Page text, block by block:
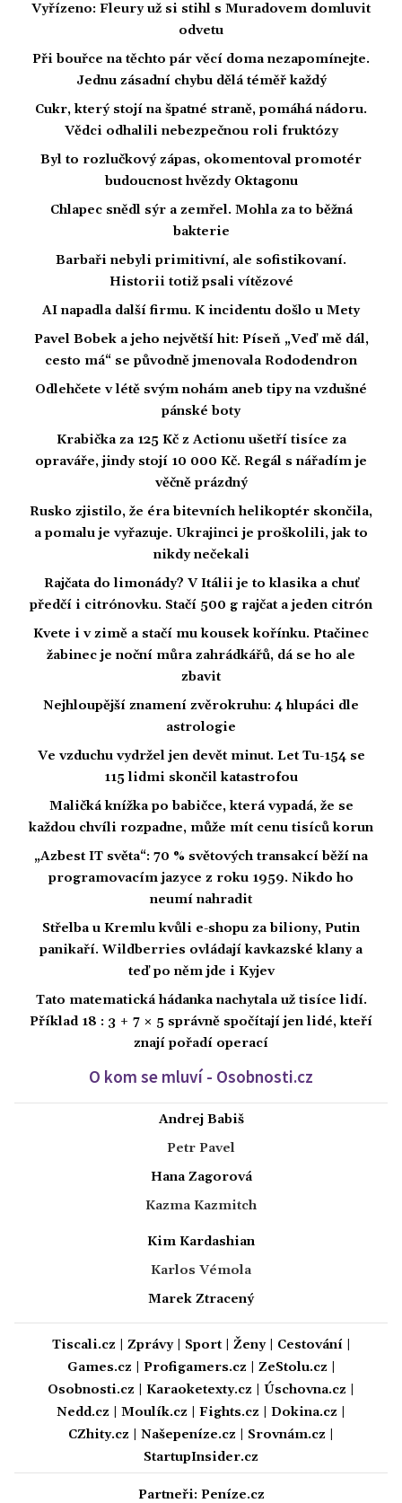
Vyřízeno: Fleury už si stihl s Muradovem domluvit
odvetu
Při bouřce na těchto pár věcí doma nezapomínejte.
Jednu zásadní chybu dělá téměř každý
Cukr, který stojí na špatné straně, pomáhá nádoru.
Vědci odhalili nebezpečnou roli fruktózy
Byl to rozlučkový zápas, okomentoval promotér
budoucnost hvězdy Oktagonu
Chlapec snědl sýr a zemřel. Mohla za to běžná
bakterie
Barbaři nebyli primitivní, ale sofistikovaní.
Historii totiž psali vítězové
AI napadla další firmu. K incidentu došlo u Mety
Pavel Bobek a jeho největší hit: Píseň „Veď mě dál,
cesto má“ se původně jmenovala Rododendron
Odlehčete v létě svým nohám aneb tipy na vzdušné
pánské boty
Krabička za 125 Kč z Actionu ušetří tisíce za
opraváře, jindy stojí 10 000 Kč. Regál s nářadím je
věčně prázdný
Rusko zjistilo, že éra bitevních helikoptér skončila,
a pomalu je vyřazuje. Ukrajinci je proškolili, jak to
nikdy nečekali
Rajčata do limonády? V Itálii je to klasika a chuť
předčí i citrónovku. Stačí 500 g rajčat a jeden citrón
Kvete i v zimě a stačí mu kousek kořínku. Ptačinec
žabinec je noční můra zahrádkářů, dá se ho ale
zbavit
Nejhloupější znamení zvěrokruhu: 4 hlupáci dle
astrologie
Ve vzduchu vydržel jen devět minut. Let Tu-154 se
115 lidmi skončil katastrofou
Maličká knížka po babičce, která vypadá, že se
každou chvíli rozpadne, může mít cenu tisíců korun
„Azbest IT světa“: 70 % světových transakcí běží na
programovacím jazyce z roku 1959. Nikdo ho
neumí nahradit
Střelba u Kremlu kvůli e-shopu za biliony, Putin
panikaří. Wildberries ovládají kavkazské klany a
teď po něm jde i Kyjev
Tato matematická hádanka nachytala už tisíce lidí.
Příklad 18 : 3 + 7 × 5 správně spočítají jen lidé, kteří
znají pořadí operací
O kom se mluví - Osobnosti.cz
Andrej Babiš
Petr Pavel
Hana Zagorová
Kazma Kazmitch
Kim Kardashian
Karlos Vémola
Marek Ztracený
Tiscali.cz Zprávy| Sport| Ženy| Cestování|
Games.cz
Profigamers.cz ZeStolu.cz
Osobnosti.cz
Karaoketexty.cz Úschovna.cz
Nedd.cz
Moulík.cz Fights.cz Dokina.cz
CZhity.cz
Našepeníze.cz Srovnám.cz
StartupInsider.cz
Partneři: Peníze.cz